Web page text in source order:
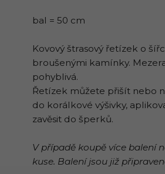
bal = 50 cm
Kovový štrasový řetízek o
broušenými kamínky.
pohyblivá.
Řetízek můžete přišít nebo
do korálkové výšivky,
zavěsit do šperků.
V případě koupě více balení
kuse. Balení jsou již